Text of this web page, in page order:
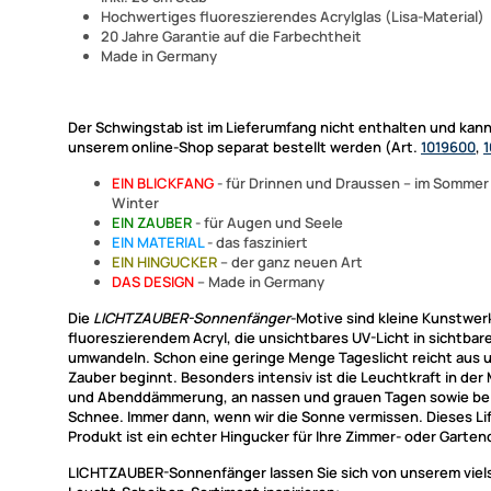
Hochwertiges fluoreszierendes Acrylglas (Lisa-Material)
20 Jahre Garantie auf die Farbechtheit
Made in Germany
Der Schwingstab ist im Lieferumfang nicht enthalten und
unserem online-Shop separat bestellt werden (Art. 1019600,
EIN BLICKFANG- für Drinnen und Draussen – im
Winter
EIN ZAUBER- für Augen und Seele
EIN MATERIAL- das fasziniert
EIN HINGUCKER– der ganz neuen Art
DAS DESIGN– Made in Germany
Die LICHTZAUBER-Sonnenfänger-Motive sind kleine
fluoreszierendem Acryl, die unsichtbares UV-Licht in
umwandeln. Schon eine geringe Menge Tageslicht reicht aus
Zauber beginnt. Besonders intensiv ist die Leuchtkraft in der
und Abenddämmerung, an nassen und grauen Tagen sowie
Schnee. Immer dann, wenn wir die Sonne vermissen. Dieses
Produkt ist ein echter Hingucker für Ihre Zimmer- oder
LICHTZAUBER-Sonnenfänger lassen Sie sich von unserem